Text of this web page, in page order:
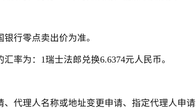
行零点卖出价为准。
率为：1瑞士法郎兑换6.6374元人民币。
理人名称或地址变更申请、指定代理人申请